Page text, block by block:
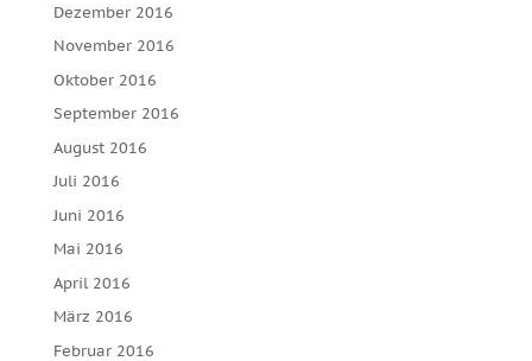
Dezember 2016
November 2016
Oktober 2016
September 2016
August 2016
Juli 2016
Juni 2016
Mai 2016
April 2016
März 2016
Februar 2016